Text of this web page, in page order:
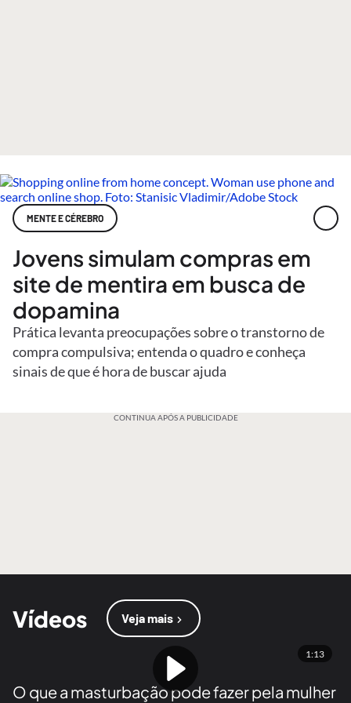
MENTE E CÉREBRO
Jovens simulam compras em
site de mentira em busca de
dopamina
Prática levanta preocupações sobre o transtorno de
compra compulsiva; entenda o quadro e conheça
sinais de que é hora de buscar ajuda
CONTINUA APÓS A PUBLICIDADE
Vídeos Veja mais
1:13
O que a masturbação pode fazer pela mulher